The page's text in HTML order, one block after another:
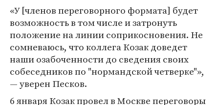
«У [членов переговорного формата] будет
возможность в том числе и затронуть
положение на линии соприкосновения. Не
сомневаюсь, что коллега Козак доведет
наши озабоченности до сведения своих
собеседников по "нормандской четверке"»,
— уверен Песков.
6 января Козак провел в Москве переговоры